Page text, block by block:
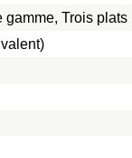
gamme, Trois plats